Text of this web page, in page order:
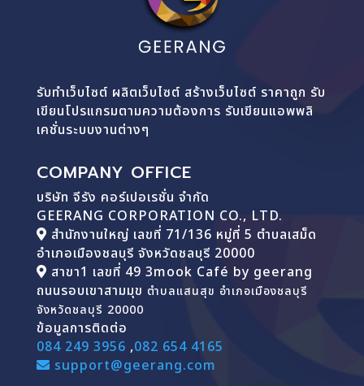
รับทำเว็บไซต์ ผลิตเว็บไซต์ สร้างเว็บไซต์ ราคาถูก รับ
เขียนโปรแกรมตามความต้องการ รับเขียนแอพพลิ
เคชั่นระบบงานต่างๆ
COMPANY OFFICE
บริษัท จีรัง คอร์เปอเรชั่น จำกัด
GEERANG CORPORATION CO., LTD.
สำนักงานใหญ่ เลขที่ 71/136 หมู่ที่ 5 ตำบลเสม็ด
อำเภอเมืองชลบุรี จังหวัดชลบุรี 20000
สาขา1 เลขที่ 49 3mook Café by geerang
ถนนรอบเขาสามมุข ตำบลแสนสุข อำเภอเมืองชลบุรี
จังหวัดชลบุรี 20000
ข้อมูลการติดต่อ
084 249 3956 ,082 654 4165
support@geerang.com